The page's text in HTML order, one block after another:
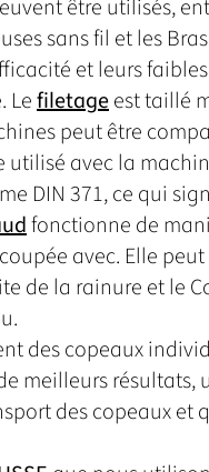
être utilisés,
sans fil et les
et leurs
Lefiletageest taillé
peut être
utilisé avec la
DIN 371, ce qui
fonctionne de
avec. Elle
de la rainure et le
des copeaux
meilleurs
des copeaux et